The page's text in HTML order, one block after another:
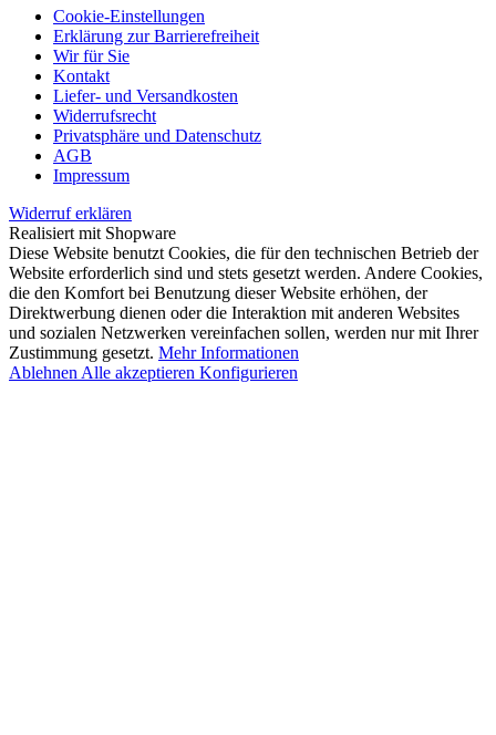
Cookie-Einstellungen
Erklärung zur Barrierefreiheit
Wir für Sie
Kontakt
Liefer- und Versandkosten
Widerrufsrecht
Privatsphäre und Datenschutz
AGB
Impressum
Widerruf erklären
Realisiert mit Shopware
Diese Website benutzt Cookies, die für den technischen Betrieb der
Website erforderlich sind und stets gesetzt werden. Andere Cookies,
die den Komfort bei Benutzung dieser Website erhöhen, der
Direktwerbung dienen oder die Interaktion mit anderen Websites
und sozialen Netzwerken vereinfachen sollen, werden nur mit Ihrer
Zustimmung gesetzt. Mehr Informationen
Ablehnen Alle akzeptieren Konfigurieren